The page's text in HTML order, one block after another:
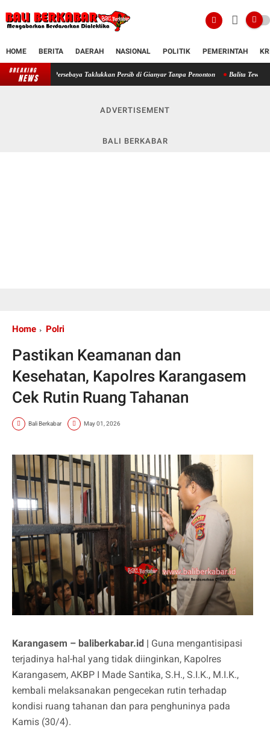
HOME BERITA DAERAH NASIONAL POLITIK PEMERINTAH
BREAKING
NEWSTaklukkan Persib di Gianyar Tanpa Penonton Balita Tewas Ditabrak Mobil
ADVERTISEMENT
BALI BERKABAR
Home Polri
Pastikan Keamanan dan
Kesehatan, Kapolres Karangasem
Cek Rutin Ruang Tahanan
Bali Berkabar May 01, 2026
Karangasem – baliberkabar.id | Guna mengantisipasi
terjadinya hal-hal yang tidak diinginkan, Kapolres
Karangasem, AKBP I Made Santika, S.H., S.I.K., M.I.K.,
kembali melaksanakan pengecekan rutin terhadap
kondisi ruang tahanan dan para penghuninya pada
Kamis (30/4).